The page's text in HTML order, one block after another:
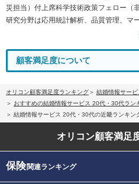
災担当）付上席科学技術政策フェロー（非
研究分野は応用統計解析、品質管理、マ
顧客満足度について
オリコン顧客満足度ランキング
結婚情報サー
おすすめの結婚情報サービス 20代・30代ラン
結婚情報サービス 20代・30代の近畿ランキン
オリコン顧客満足
保険関連ランキング